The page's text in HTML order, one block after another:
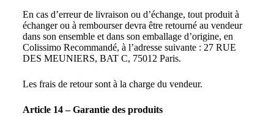
En cas d’erreur de livraison ou d’échange, tout produit à
échanger ou à rembourser devra être retourné au vendeur
dans son ensemble et dans son emballage d’origine, en
Colissimo Recommandé, à l’adresse suivante : 27 RUE
DES MEUNIERS, BAT C, 75012 Paris.
Les frais de retour sont à la charge du vendeur.
Article 14 – Garantie des produits